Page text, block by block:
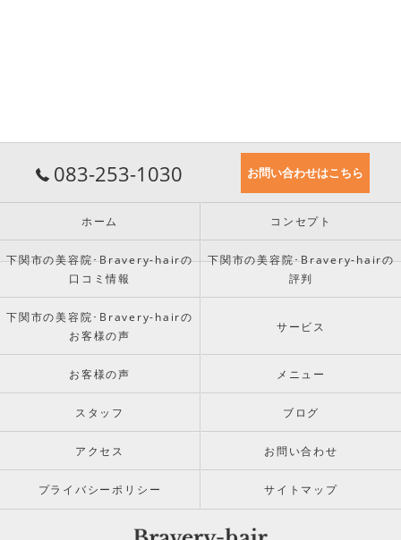
083-253-1030 お問い合わせはこちら
ホーム コンセプト
下関市の美容院･Bravery-hairの
口コミ情報
下関市の美容院･Bravery-hairの
評判
下関市の美容院･Bravery-hairの
お客様の声
サービス
お客様の声 メニュー
スタッフ ブログ
アクセス お問い合わせ
プライバシーポリシー サイトマップ